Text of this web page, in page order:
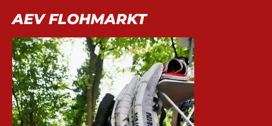
AEV FLOHMARKT